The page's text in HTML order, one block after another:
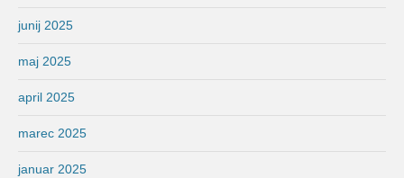
junij 2025
maj 2025
april 2025
marec 2025
januar 2025